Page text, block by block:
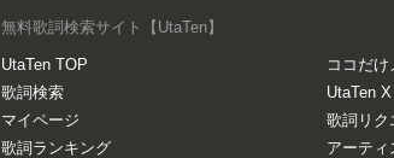
無料歌詞検索サイト【UtaTen】
UtaTen TOP
歌詞検索
マイページ
歌詞ランキング
ココだけ
UtaTen X
歌詞リク
アーティ